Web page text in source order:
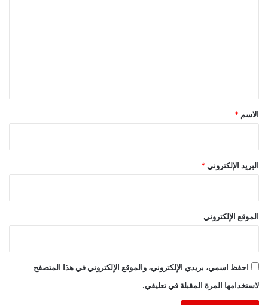
*
الاسم *
البريد الإلكتروني *
الموقع الإلكتروني
احفظ اسمي، بريدي الإلكتروني، والموقع الإلكتروني في هذا المتصفح
لاستخدامها المرة المقبلة في تعليقي.